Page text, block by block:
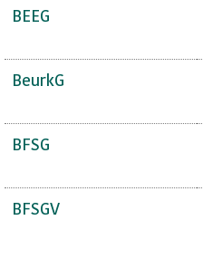
BEEG
BeurkG
BFSG
BFSGV